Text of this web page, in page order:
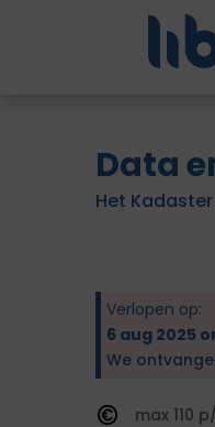
Data
Het Kadaster
Verlopen op:
6 aug 2025
We
110